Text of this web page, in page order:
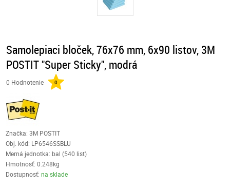
Samolepiaci bloček, 76x76 mm, 6x90 listov, 3M
POSTIT "Super Sticky", modrá
0 Hodnotenie 0
Značka: 3M POSTIT
Obj. kód: LP6546SSBLU
Merná jednotka: bal (540 list)
Hmotnosť: 0.248kg
Dostupnosť:na sklade